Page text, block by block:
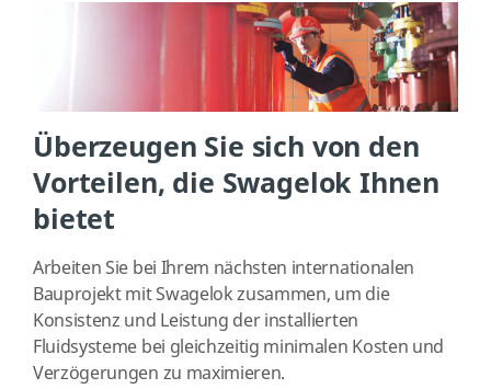
Überzeugen Sie sich von den
Vorteilen, die Swagelok Ihnen
bietet
Arbeiten Sie bei Ihrem nächsten internationalen
Bauprojekt mit Swagelok zusammen, um die
Konsistenz und Leistung der installierten
Fluidsysteme bei gleichzeitig minimalen Kosten und
Verzögerungen zu maximieren.